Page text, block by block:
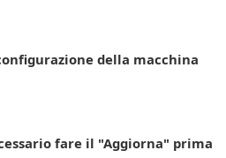
della macchina
fare il "Aggiorna" prima